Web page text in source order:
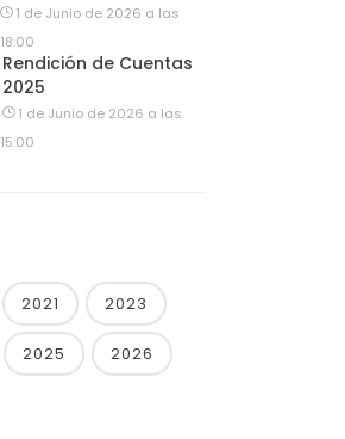
1 de Junio de 2026 a las
18:00
Rendición de Cuentas
2025
1 de Junio de 2026 a las
15:00
2021 2023
2025 2026